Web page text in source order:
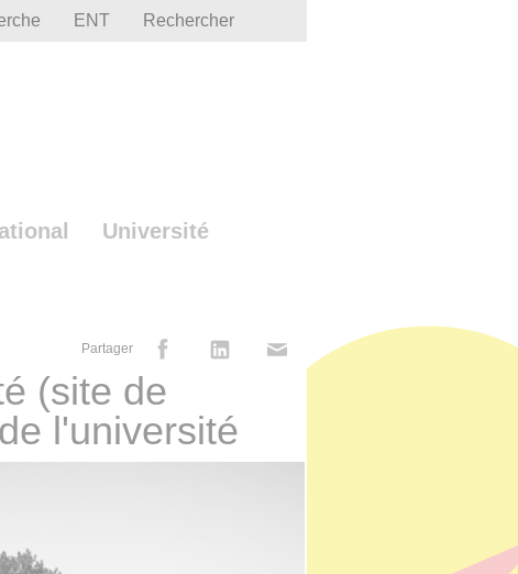
ENT Rechercher
Université
Partager
(site de
l'université